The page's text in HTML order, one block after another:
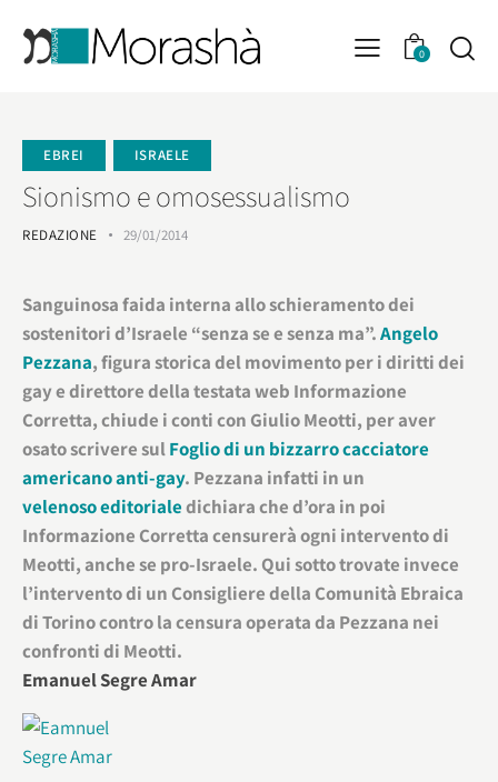
0
EBREI ISRAELE
Sionismo e omosessualismo
REDAZIONE 29/01/2014
Sanguinosa faida interna allo schieramento dei
sostenitori d’Israele “senza se e senza ma”.Angelo
Pezzana, figura storica del movimento per i diritti dei
gay e direttore della testata web Informazione
Corretta, chiude i conti con Giulio Meotti, per aver
osato scrivere sulFoglio di un bizzarro cacciatore
americano anti-gay. Pezzana infatti in un
velenoso editorialedichiara che d’ora in poi
Informazione Corretta censurerà ogni intervento di
Meotti, anche se pro-Israele. Qui sotto trovate invece
l’intervento di un Consigliere della Comunità Ebraica
di Torino contro la censura operata da Pezzana nei
confronti di Meotti.
Emanuel Segre Amar